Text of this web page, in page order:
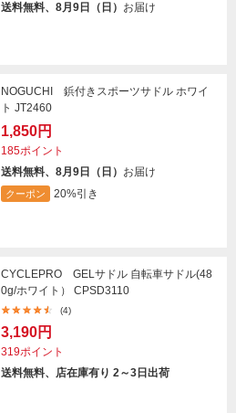
送料無料、8月9日（日） お届け
NOGUCHI 鋲付きスポーツサドル ホワイ
ト JT2460
1,850円
185ポイント
送料無料、8月9日（日） お届け
クーポン 20%引き
CYCLEPRO GELサドル 自転車サドル(48
0g/ホワイト） CPSD3110
(4)
3,190円
319ポイント
送料無料、店在庫有り 2～3日出荷